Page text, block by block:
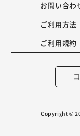
お問い合わ
ご利用方法
ご利用規約
Copyright ©